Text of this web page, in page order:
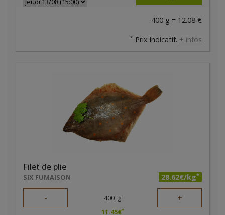
400 g = 12.08 €
* Prix indicatif. + infos
Filet de plie
SIX FUMAISON 28.62€/kg*
- 400 g +
11.45€*